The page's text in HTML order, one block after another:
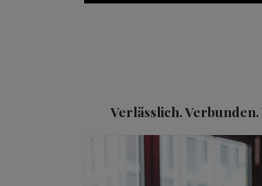
Verlässlich.